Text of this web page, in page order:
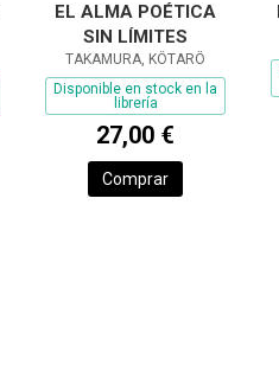
EL ALMA POÉTICA
SIN LÍMITES
TAKAMURA, KÔTARÔ
Disponible en stock en la
librería
27,00 €
Comprar